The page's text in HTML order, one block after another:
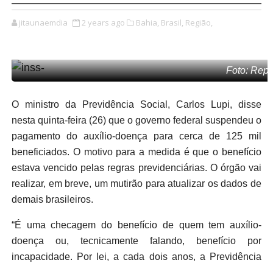
jitaunaemdia 2 years ago Bahia, Brasil, Região,
Foto:
O ministro da Previdência Social, Carlos Lupi, disse
nesta quinta-feira (26) que o governo federal suspendeu o
pagamento do auxílio-doença para cerca de 125 mil
beneficiados. O motivo para a medida é que o benefício
estava vencido pelas regras previdenciárias. O órgão vai
realizar, em breve, um mutirão para atualizar os dados de
demais brasileiros.
“É uma checagem do benefício de quem tem auxílio-
doença ou, tecnicamente falando, benefício por
incapacidade. Por lei, a cada dois anos, a Previdência